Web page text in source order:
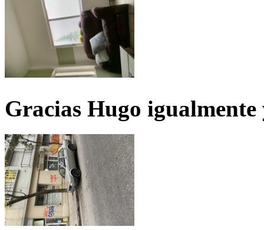
Gracias Hugo igualmente